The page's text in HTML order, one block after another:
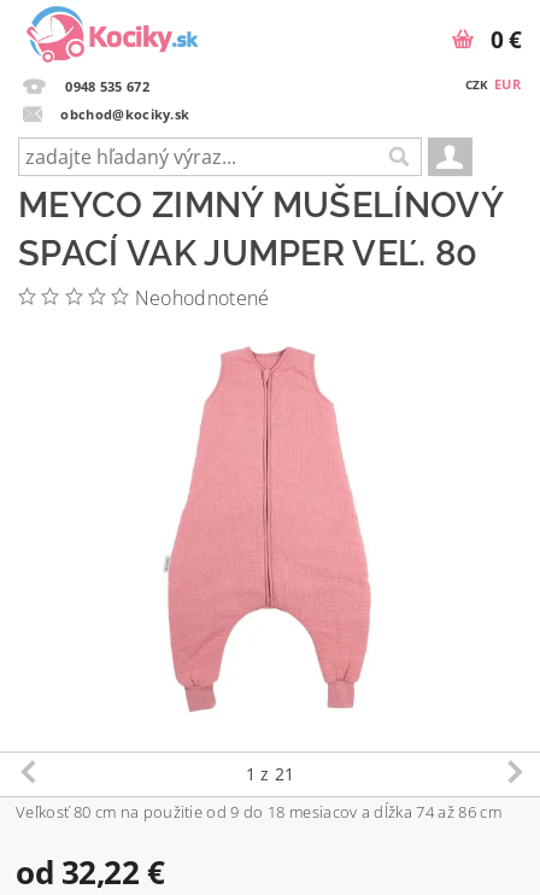
0948 535 672
obchod@kociky.sk
CZK EUR
0 €
MEYCO ZIMNÝ MUŠELÍNOVÝ
SPACÍ VAK JUMPER VEĽ. 80
Neohodnotené
1 z 21
Veľkosť 80 cm na použitie od 9 do 18 mesiacov a dĺžka 74 až 86 cm
od 32,22 €